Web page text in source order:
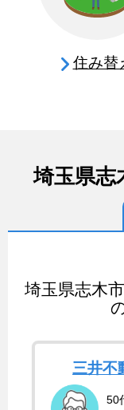
住み替
埼玉県志
埼玉県志木
三井不
50